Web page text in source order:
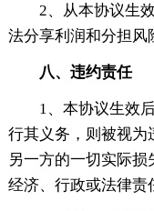
2、从本协议生
法分享利润和分担风
八、违约责任
1、本协议生效
行其义务，则被视为
另一方的一切实际
经济、行政或法律责